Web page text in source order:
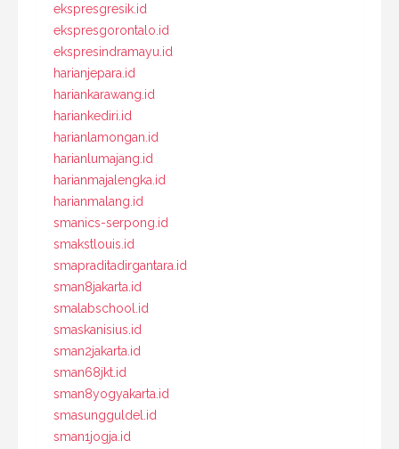
ekspresgresik.id
ekspresgorontalo.id
ekspresindramayu.id
harianjepara.id
hariankarawang.id
hariankediri.id
harianlamongan.id
harianlumajang.id
harianmajalengka.id
harianmalang.id
smanics-serpong.id
smakstlouis.id
smapraditadirgantara.id
sman8jakarta.id
smalabschool.id
smaskanisius.id
sman2jakarta.id
sman68jkt.id
sman8yogyakarta.id
smasungguldel.id
sman1jogja.id